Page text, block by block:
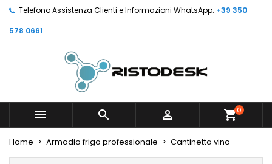
Telefono Assistenza Clienti e Informazioni WhatsApp: +39 350
578 0661
   shopping_cart0
Home Armadio frigo professionale Cantinetta vino